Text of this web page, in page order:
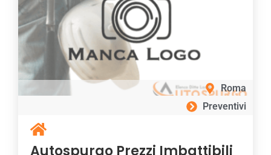
Roma
Preventivi
Autospurgo Prezzi Imbattibili